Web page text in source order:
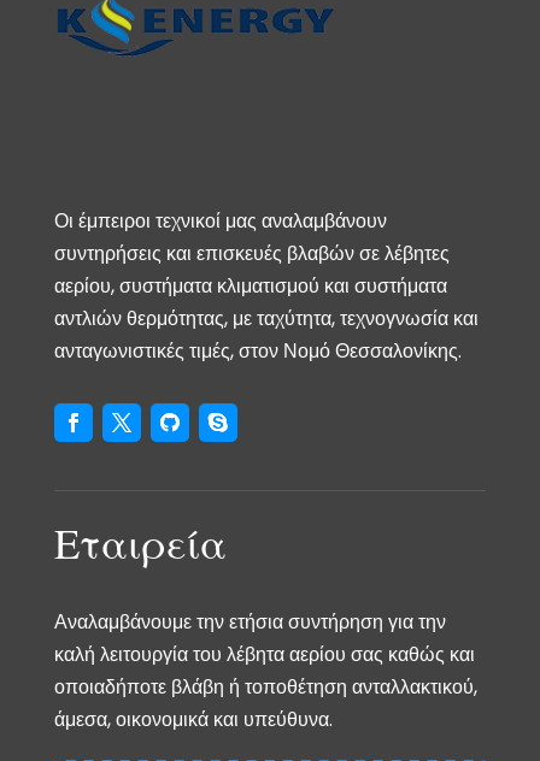
Οι έμπειροι τεχνικοί μας αναλαμβάνουν
συντηρήσεις και επισκευές βλαβών σε λέβητες
αερίου, συστήματα κλιματισμού και συστήματα
αντλιών θερμότητας, με ταχύτητα, τεχνογνωσία και
ανταγωνιστικές τιμές, στον Νομό Θεσσαλονίκης.
Εταιρεία
Αναλαμβάνουμε την ετήσια συντήρηση για την
καλή λειτουργία του λέβητα αερίου σας καθώς και
οποιαδήποτε βλάβη ή τοποθέτηση ανταλλακτικού,
άμεσα, οικονομικά και υπεύθυνα.